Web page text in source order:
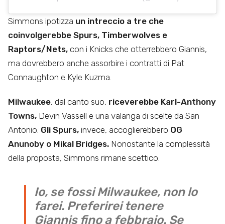
Simmons ipotizza un intreccio a tre che
coinvolgerebbe Spurs, Timberwolves e
Raptors/Nets, con i Knicks che otterrebbero Giannis,
ma dovrebbero anche assorbire i contratti di Pat
Connaughton e Kyle Kuzma.
Milwaukee, dal canto suo, riceverebbe Karl-Anthony
Towns, Devin Vassell e una valanga di scelte da San
Antonio. Gli Spurs, invece, accoglierebbero OG
Anunoby o Mikal Bridges. Nonostante la complessità
della proposta, Simmons rimane scettico.
Io, se fossi Milwaukee, non lo
farei. Preferirei tenere
Giannis fino a febbraio. Se